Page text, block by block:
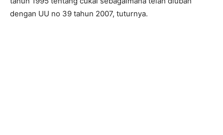
dengan UU no 39 tahun 2007, tuturnya.